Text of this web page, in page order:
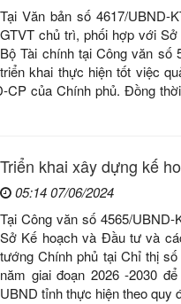
Tại Văn bản số 4617/UBND-
GTVT chủ trì, phối hợp với
Bộ Tài chính tại Công văn số
triển khai thực hiện tốt việc
CP của Chính phủ. Đồng
Triển khai xây dựng kế
05:14 07/06/2024
Tại Công văn số 4565/
Sở Kế hoạch và Đầu tư và
tướng Chính phủ tại Chỉ thị
năm giai đoạn 2026 -2030
UBND tỉnh thực hiện theo quy